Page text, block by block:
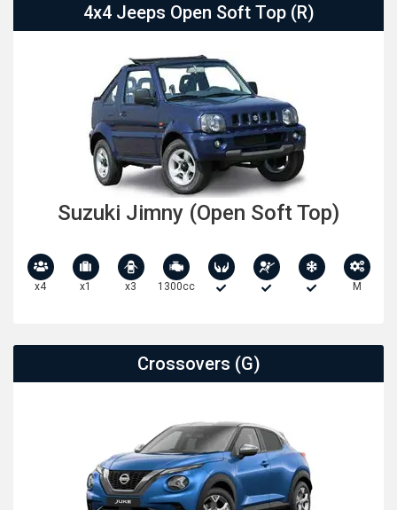
4x4 Jeeps Open Soft Top (R)
Suzuki Jimny (Open Soft Top)
x4 x1 x3 1300cc M
Crossovers (G)